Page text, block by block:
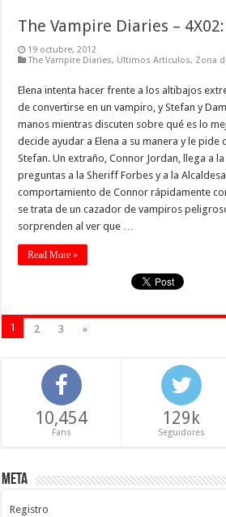
The Vampire Diaries – 4X02:
19 octubre, 2012
The Vampire Diaries, Ultimos Articulos, Zona
Elena intenta hacer frente a los altibajos
de convertirse en un vampiro, y Stefan y
manos mientras discuten sobre qué es lo
decide ayudar a Elena a su manera y le pide
Stefan. Un extraño, Connor Jordan, llega a
preguntas a la Sheriff Forbes y a la
comportamiento de Connor rápidamente
se trata de un cazador de vampiros
sorprenden al ver que …
Read More »
1 2 3 »
10,454
Fans
129k
Seguidores
Meta
Registro